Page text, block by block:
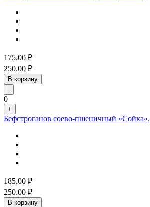
175.00 ₽
250.00 ₽
В корзину
-
0
+
Бефстроганов соево-пшеничный
185.00 ₽
250.00 ₽
В корзину